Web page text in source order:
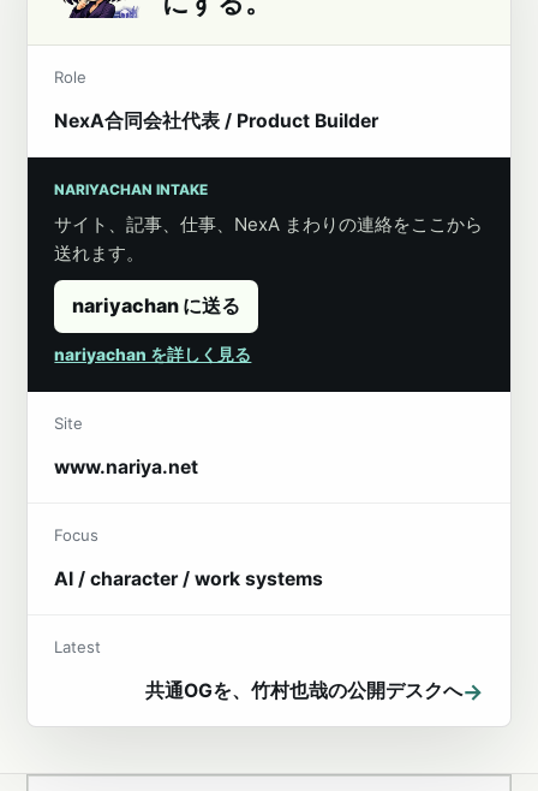
Role
NexA合同会社代表 / Product Builder
NARIYACHAN INTAKE
サイト、記事、仕事、NexA まわりの連絡をここから
送れます。
nariyachan に送る
nariyachan を詳しく見る
Site
www.nariya.net
Focus
AI / character / work systems
Latest
共通OGを、竹村也哉の公開デスクへ→